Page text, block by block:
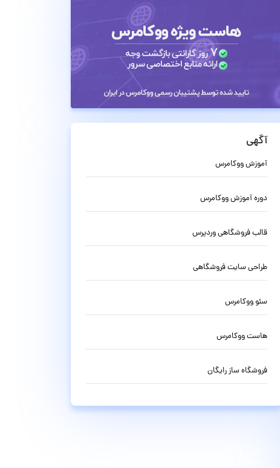
آگهی
آموزش ووکامرس
دوره آموزش ووکامرس
قالب فروشگاهی وردپرس
طراحی سایت فروشگاهی
سئو ووکامرس
هاست ووکامرس
فروشگاه ساز رایگان